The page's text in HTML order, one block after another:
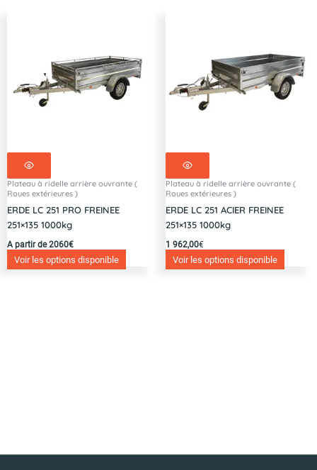
Plateau à ridelle arrière ouvrante (
Roues extérieures )
ERDE LC 251 PRO FREINEE
251×135 1000kg
A partir de 2060€
Voir les options disponible
Plateau à ridelle arrière ouvrante (
Roues extérieures )
ERDE LC 251 ACIER FREINEE
251×135 1000kg
1 962,00€
Voir les options disponible